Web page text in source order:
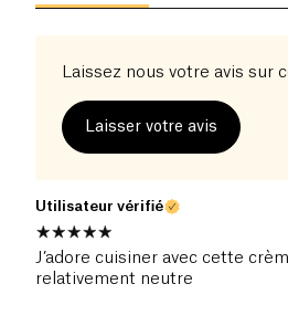
Laissez nous votre avis sur
Laisser votre avis
Utilisateur vérifié
J’adore cuisiner avec cette
relativement neutre